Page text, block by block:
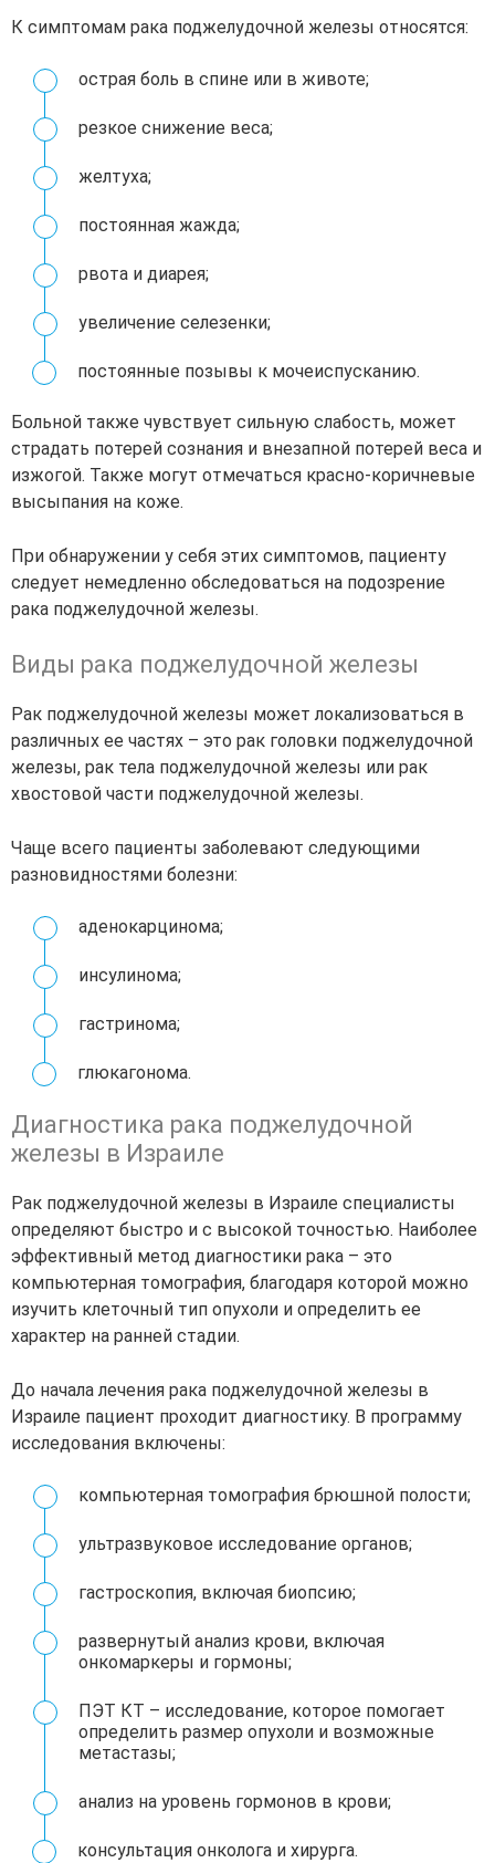
К симптомам рака поджелудочной железы относятся:
острая боль в спине или в животе;
резкое снижение веса;
желтуха;
постоянная жажда;
рвота и диарея;
увеличение селезенки;
постоянные позывы к мочеиспусканию.
Больной также чувствует сильную слабость, может
страдать потерей сознания и внезапной потерей веса и
изжогой. Также могут отмечаться красно-коричневые
высыпания на коже.
При обнаружении у себя этих симптомов, пациенту
следует немедленно обследоваться на подозрение
рака поджелудочной железы.
Виды рака поджелудочной железы
Рак поджелудочной железы может локализоваться в
различных ее частях – это рак головки поджелудочной
железы, рак тела поджелудочной железы или рак
хвостовой части поджелудочной железы.
Чаще всего пациенты заболевают следующими
разновидностями болезни:
аденокарцинома;
инсулинома;
гастринома;
глюкагонома.
Диагностика рака поджелудочной
железы в Израиле
Рак поджелудочной железы в Израиле специалисты
определяют быстро и с высокой точностью. Наиболее
эффективный метод диагностики рака – это
компьютерная томография, благодаря которой можно
изучить клеточный тип опухоли и определить ее
характер на ранней стадии.
До начала лечения рака поджелудочной железы в
Израиле пациент проходит диагностику. В программу
исследования включены:
компьютерная томография брюшной полости;
ультразвуковое исследование органов;
гастроскопия, включая биопсию;
развернутый анализ крови, включая
онкомаркеры и гормоны;
ПЭТ КТ – исследование, которое помогает
определить размер опухоли и возможные
метастазы;
анализ на уровень гормонов в крови;
консультация онколога и хирурга.